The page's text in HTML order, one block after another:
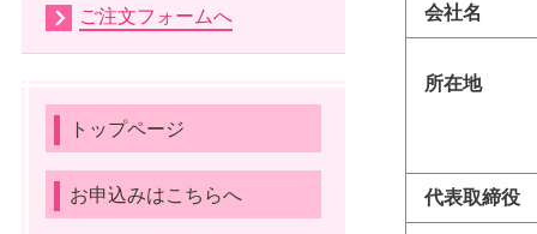
会社名
所在地
代表取締役
ご注文フォームへ
トップページ
お申込みはこちらへ